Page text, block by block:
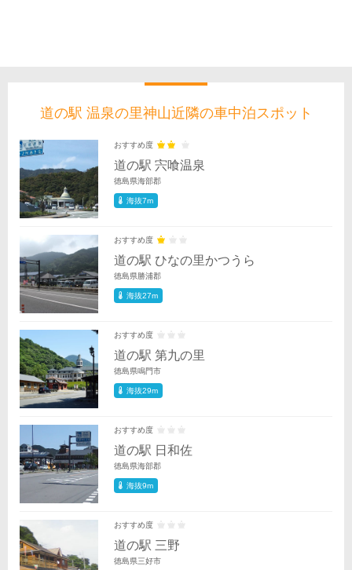
道の駅 温泉の里神山近隣の車中泊スポット
おすすめ度
道の駅 宍喰温泉
徳島県海部郡
海抜7m
おすすめ度
道の駅 ひなの里かつうら
徳島県勝浦郡
海抜27m
おすすめ度
道の駅 第九の里
徳島県鳴門市
海抜29m
おすすめ度
道の駅 日和佐
徳島県海部郡
海抜9m
おすすめ度
道の駅 三野
徳島県三好市